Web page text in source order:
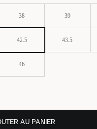
38 39
42.5 43.5
46
AU PANIER